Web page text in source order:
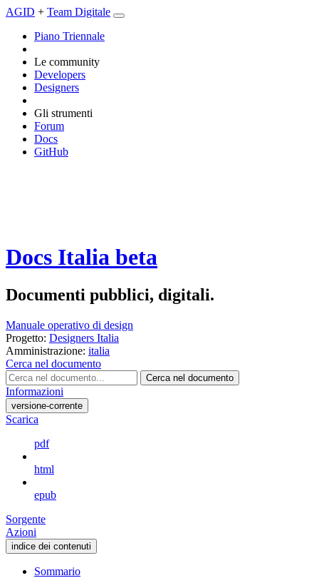
AGID + Team Digitale
Piano Triennale
Le community
Developers
Designers
Gli strumenti
Forum
Docs
GitHub
Docs Italia beta
Documenti pubblici, digitali.
Manuale operativo di design
Progetto: Designers Italia
Amministrazione: italia
Cerca nel documento
Cerca nel documento
Informazioni
versione-corrente
Scarica
pdf
html
epub
Sorgente
Azioni
indice dei contenuti
Sommario